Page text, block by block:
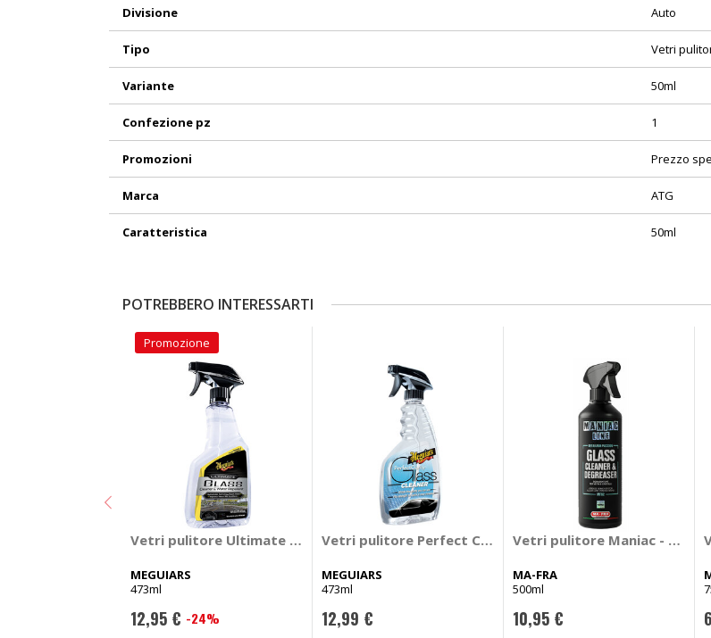
Divisione Auto
Tipo Vetri
Variante 50ml
Confezione pz 1
Promozioni Prezzo
Marca ATG
Caratteristica 50ml
POTREBBERO INTERESSARTI
Promozione
Vetri pulitore Ultimate Glass Cleaner & Water Repellent - MEGUIARS
MEGUIARS
473ml
Prezzo
12,95 € -24%
Vetri pulitore Perfect Clarity Glass Cleaner - MEGUIARS
MEGUIARS
473ml
12,99 €
Vetri pulitore Maniac - Glass
MA-FRA
500ml
10,95 €